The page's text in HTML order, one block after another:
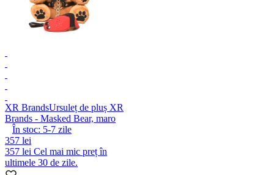
XR BrandsUrsuleț de pluș XR
Brands - Masked Bear, maro
În stoc: 5-7 zile
357 lei
357 lei Cel mai mic preț în
ultimele 30 de zile.